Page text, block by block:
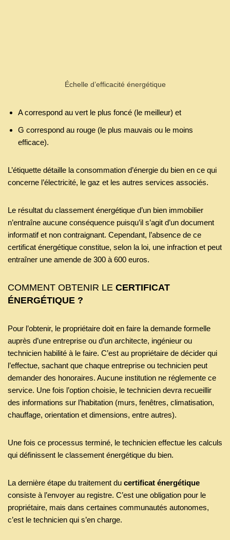
Échelle d’efficacité énergétique
A correspond au vert le plus foncé (le meilleur) et
G correspond au rouge (le plus mauvais ou le moins
efficace).
L’étiquette détaille la consommation d’énergie du bien en ce qui
concerne l’électricité, le gaz et les autres services associés.
Le résultat du classement énergétique d’un bien immobilier
n’entraîne aucune conséquence puisqu’il s’agit d’un document
informatif et non contraignant. Cependant, l’absence de ce
certificat énergétique constitue, selon la loi, une infraction et peut
entraîner une amende de 300 à 600 euros.
COMMENT OBTENIR LE CERTIFICAT
ÉNERGÉTIQUE ?
Pour l’obtenir, le propriétaire doit en faire la demande formelle
auprès d’une entreprise ou d’un architecte, ingénieur ou
technicien habilité à le faire. C’est au propriétaire de décider qui
l’effectue, sachant que chaque entreprise ou technicien peut
demander des honoraires. Aucune institution ne réglemente ce
service. Une fois l’option choisie, le technicien devra recueillir
des informations sur l’habitation (murs, fenêtres, climatisation,
chauffage, orientation et dimensions, entre autres).
Une fois ce processus terminé, le technicien effectue les calculs
qui définissent le classement énergétique du bien.
La dernière étape du traitement du certificat énergétique
consiste à l’envoyer au registre. C’est une obligation pour le
propriétaire, mais dans certaines communautés autonomes,
c’est le technicien qui s’en charge.